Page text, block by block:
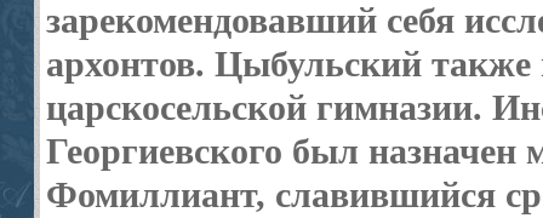
зарекомендовавший себя
архонтов. Цыбульский также
царско­сельской гимназии.
Георгиевского был
Фомиллиант, славившийся